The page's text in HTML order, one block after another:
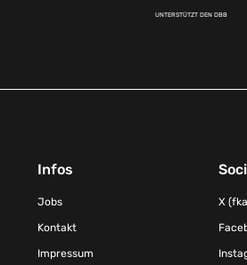
UNTERSTÜTZT DEN DBB
Infos
Jobs
Kontakt
Impressum
X